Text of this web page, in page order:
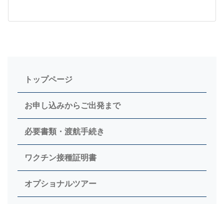
トップページ
お申し込みからご出発まで
必要書類・渡航手続き
ワクチン接種証明書
オプショナルツアー